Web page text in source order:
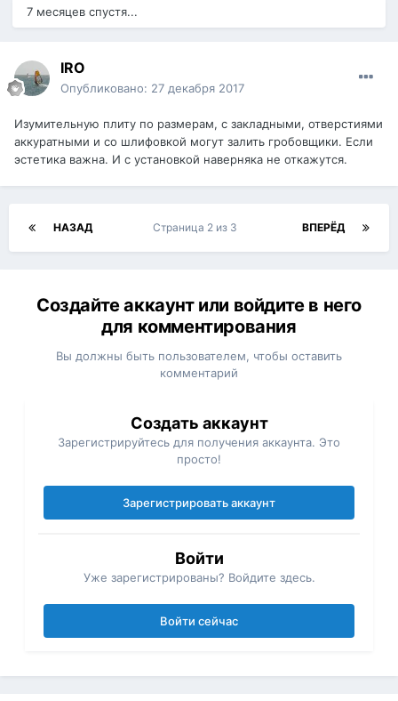
7 месяцев спустя...
IRO
Опубликовано: 27 декабря 2017
Изумительную плиту по размерам, с закладными, отверстиями
аккуратными и со шлифовкой могут залить гробовщики. Если
эстетика важна. И с установкой наверняка не откажутся.
НАЗАД ВПЕРЁД
Страница 2 из 3
Создайте аккаунт или войдите в него
для комментирования
Вы должны быть пользователем, чтобы оставить
комментарий
Создать аккаунт
Зарегистрируйтесь для получения аккаунта. Это
просто!
Зарегистрировать аккаунт
Войти
Уже зарегистрированы? Войдите здесь.
Войти сейчас